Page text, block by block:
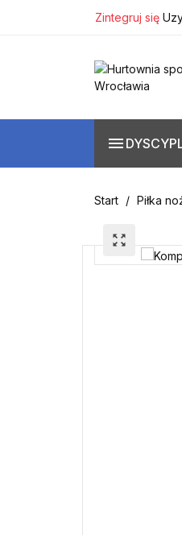
Zintegruj się
Zintegruj się

Start Piłka
zoom_out_map